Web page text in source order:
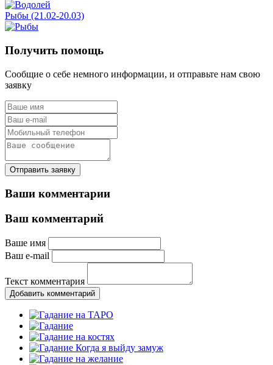
Рыбы (21.02-20.03)
Получить помощь
Сообщие о себе немного информации, и отправьте нам свою
заявку
Отправить заявку
Ваши комментарии
Ваш комментарий
Ваше имя
Ваш e-mail
Текст комментария
Добавить комментарий